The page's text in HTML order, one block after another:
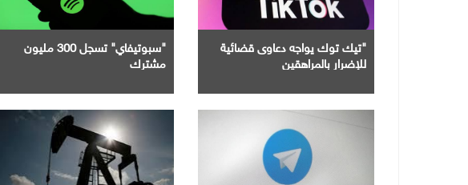
"تيك توك يواجه دعاوى قضائية
للإضرار بالمراهقين
"سبوتيفاي" تسجل 300 مليون
مشترك